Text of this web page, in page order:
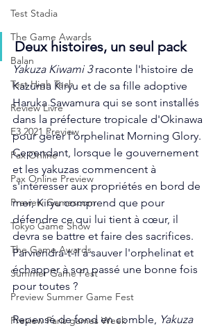
Test Stadia
The Game Awards
Balan
Test High Tech
Review Livre
E3 2021 Preview
Pax Online
Pax Online Preview
Preview Gamescom
Tokyo Game Show
The Game Awards
Summer Game Fest
Preview Summer Game Fest
Preview Paris games Week
Deux histoires, un seul pack
Yakuza Kiwami 3 raconte l'histoire de
Kazuma Kiryu et de sa fille adoptive
Haruka Sawamura qui se sont installés
dans la préfecture tropicale d'Okinawa
pour gérer l'orphelinat Morning Glory.
Cependant, lorsque le gouvernement
et les yakuzas commencent à
s'intéresser aux propriétés en bord de
mer, Kiryu comprend que pour
défendre ce qui lui tient à cœur, il
devra se battre et faire des sacrifices.
Parviendra-t-il à sauver l'orphelinat et
échapper à son passé une bonne fois
pour toutes ?
Repensé de fond en comble,
Yakuza